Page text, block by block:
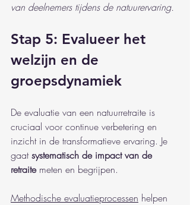
van deelnemers tijdens de natuurervaring.
Stap 5: Evalueer het
welzijn en de
groepsdynamiek
De evaluatie van een natuurretraite is
cruciaal voor continue verbetering en
inzicht in de transformatieve ervaring. Je
gaat systematisch de impact van de
retraite meten en begrijpen.
Methodische evaluatieprocessen helpen